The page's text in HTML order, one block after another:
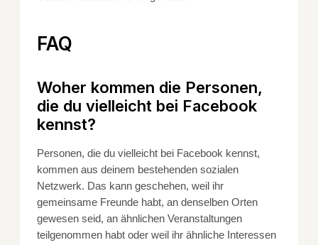
FAQ
Woher kommen die Personen,
die du vielleicht bei Facebook
kennst?
Personen, die du vielleicht bei Facebook kennst,
kommen aus deinem bestehenden sozialen
Netzwerk. Das kann geschehen, weil ihr
gemeinsame Freunde habt, an denselben Orten
gewesen seid, an ähnlichen Veranstaltungen
teilgenommen habt oder weil ihr ähnliche Interessen